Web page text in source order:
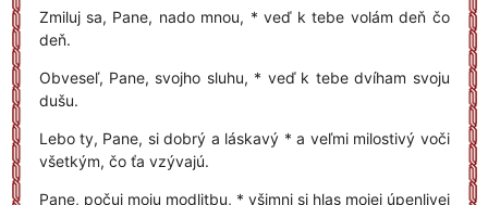
Zmiluj sa, Pane, nado mnou, * veď k tebe volám deň čo
deň.
Obveseľ, Pane, svojho sluhu, * veď k tebe dvíham svoju
dušu.
Lebo ty, Pane, si dobrý a láskavý * a veľmi milostivý voči
všetkým, čo ťa vzývajú.
Pane, počuj moju modlitbu, * všimni si hlas mojej úpenlivej